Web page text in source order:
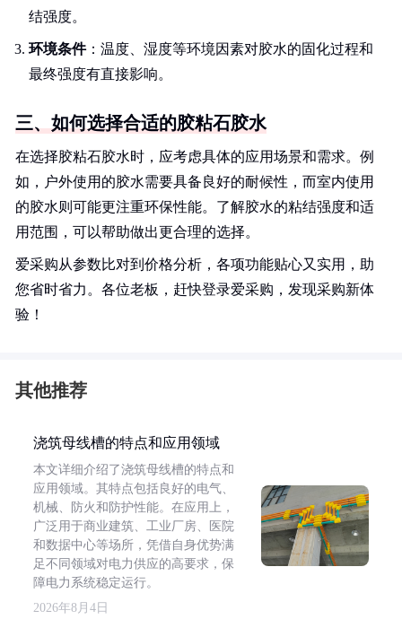
结强度。
环境条件：温度、湿度等环境因素对胶水的固化过程和
最终强度有直接影响。
三、如何选择合适的胶粘石胶水
在选择胶粘石胶水时，应考虑具体的应用场景和需求。例
如，户外使用的胶水需要具备良好的耐候性，而室内使用
的胶水则可能更注重环保性能。了解胶水的粘结强度和适
用范围，可以帮助做出更合理的选择。
爱采购从参数比对到价格分析，各项功能贴心又实用，助
您省时省力。各位老板，赶快登录爱采购，发现采购新体
验！
其他推荐
浇筑母线槽的特点和应用领域
本文详细介绍了浇筑母线槽的特点和
应用领域。其特点包括良好的电气、
机械、防火和防护性能。在应用上，
广泛用于商业建筑、工业厂房、医院
和数据中心等场所，凭借自身优势满
足不同领域对电力供应的高要求，保
障电力系统稳定运行。
2026年8月4日